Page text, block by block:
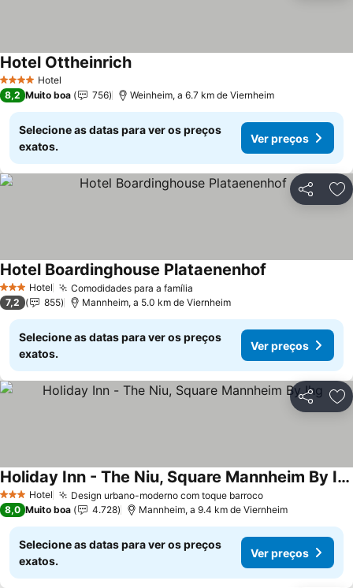
4 EstrelasHotel
Hotel OttheinrichVer preços
8,2 Muito boa 756 Weinheim, a 6.7 km de Viernheim
Selecione as datas para ver os preços
exatos.
Ver preços
Partilhar
3 EstrelasHotel Comodidades para a família
Hotel Boardinghouse Plataenenhof
7,2 855 Mannheim, a 5.0 km de Viernheim
Selecione as datas para ver os preços
exatos.
Ver preços
Partilhar
3 EstrelasHotel Design urbano-moderno com toque barrocoVer preços
Holiday Inn - The Niu, Square Mannheim By Ihg
Ver preços
8,0 Muito boa 4.728 Mannheim, a 9.4 km de Viernheim
Selecione as datas para ver os preços
exatos.
Ver preços